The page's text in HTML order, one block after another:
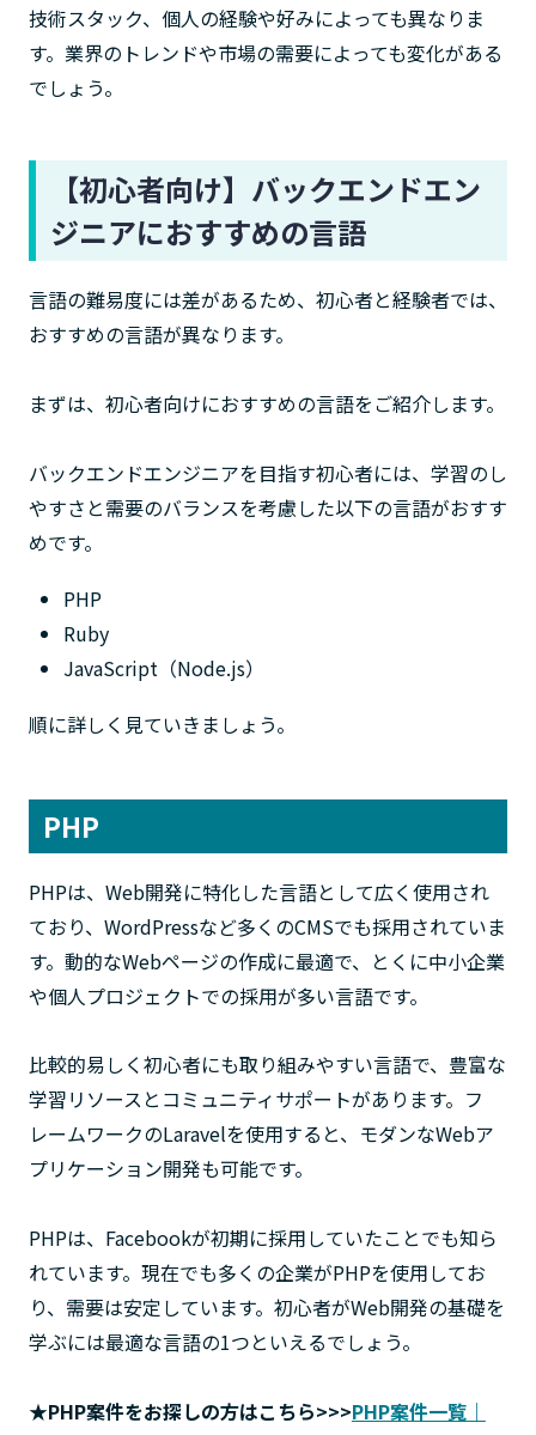
技術スタック、個人の経験や好みによっても異なりま
す。業界のトレンドや市場の需要によっても変化がある
でしょう。
【初心者向け】バックエンドエン
ジニアにおすすめの言語
言語の難易度には差があるため、初心者と経験者では、
おすすめの言語が異なります。
まずは、初心者向けにおすすめの言語をご紹介します。
バックエンドエンジニアを目指す初心者には、学習のし
やすさと需要のバランスを考慮した以下の言語がおすす
めです。
PHP
Ruby
JavaScript（Node.js）
順に詳しく見ていきましょう。
PHP
PHPは、Web開発に特化した言語として広く使用され
ており、WordPressなど多くのCMSでも採用されていま
す。動的なWebページの作成に最適で、とくに中小企業
や個人プロジェクトでの採用が多い言語です。
比較的易しく初心者にも取り組みやすい言語で、豊富な
学習リソースとコミュニティサポートがあります。フ
レームワークのLaravelを使用すると、モダンなWebア
プリケーション開発も可能です。
PHPは、Facebookが初期に採用していたことでも知ら
れています。現在でも多くの企業がPHPを使用してお
り、需要は安定しています。初心者がWeb開発の基礎を
学ぶには最適な言語の1つといえるでしょう。
★PHP案件をお探しの方はこちら>>>PHP案件一覧｜